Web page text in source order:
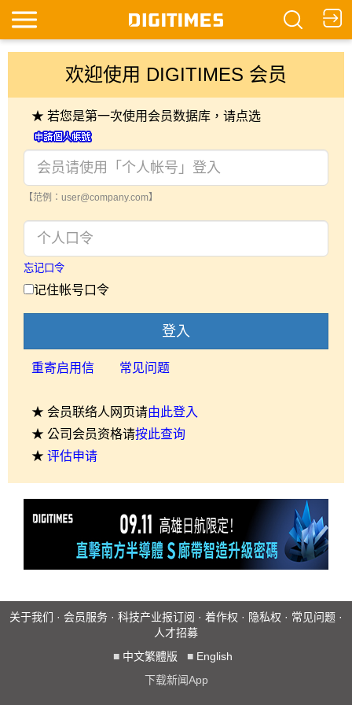
欢迎使用 DIGITIMES 会员
★ 若您是第一次使用会员数据库，请点选
【范例：user@company.com】
忘记口令
记住帐号口令
登入
重寄启用信 常见问题
★ 会员联络人网页请由此登入
★ 公司会员资格请按此查询
★ 评估申请
关于我们 · 会员服务 · 科技产业报订阅 · 着作权 · 隐私权 · 常见问题 ·
人才招募
■ 中文繁體版 ■ English
下载新闻App